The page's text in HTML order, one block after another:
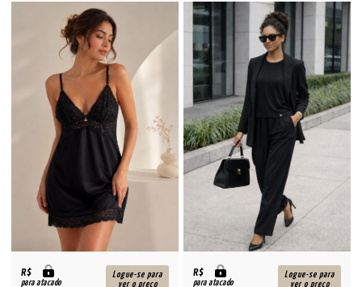
R$
para atacado
Logue-se para
ver o preço
R$
para atacado
Logue-se para
ver o preço